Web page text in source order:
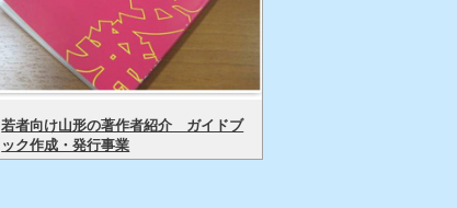
若者向け山形の著作者紹介 ガイドブ
ック作成・発行事業